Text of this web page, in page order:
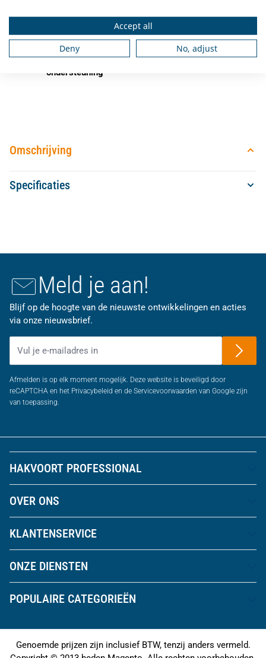
✓
✓ Deskundig adviesvan grootkeukenspecialisten
✓ Ook na aankoop bieden weservice en
ondersteuning
Omschrijving
Specificaties
Meld je aan!
Blijf op de hoogte van de nieuwste ontwikkelingen en acties
via onze nieuwsbrief.
Afmelden is op elk moment mogelijk. Deze website is beveiligd door
reCAPTCHA en het Privacybeleid en de Servicevoorwaarden van Google zijn
van toepassing.
HAKVOORT PROFESSIONAL
OVER ONS
KLANTENSERVICE
ONZE DIENSTEN
POPULAIRE CATEGORIEËN
Genoemde prijzen zijn inclusief BTW, tenzij anders vermeld.
Accept all
Deny
No, adjust